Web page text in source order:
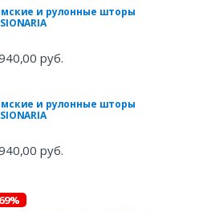
и рулонные шторы
руб.
и рулонные шторы
руб.